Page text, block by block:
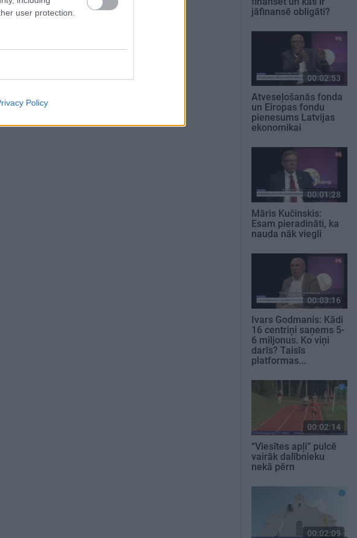
user protection.
Policy
jāfinansē obligāti?
00:02:53
Atveseļošanās fonda
un Eiropas fondu
pienesums Latvijas
ekonomikai
00:01:28
Māris Kučinskis:
Esam pieradināti, ka
nauda nāk viegli
00:03:16
Ivars Godmanis: Kādi
16 centriņi saņems 5-
6 miljonus. Ko viņi
darīs? Taisīs
platformas...
00:02:14
“Viesītes apļi” pulcē
vairāk dalībnieku
nekā pērn
00:02:09